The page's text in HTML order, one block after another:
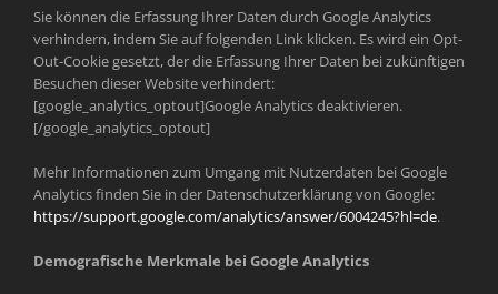
Sie können die Erfassung Ihrer Daten durch Google Analytics
verhindern, indem Sie auf folgenden Link klicken. Es wird ein Opt-
Out-Cookie gesetzt, der die Erfassung Ihrer Daten bei zukünftigen
Besuchen dieser Website verhindert:
[google_analytics_optout]Google Analytics deaktivieren.
[/google_analytics_optout]
Mehr Informationen zum Umgang mit Nutzerdaten bei Google
Analytics finden Sie in der Datenschutzerklärung von Google:
https://support.google.com/analytics/answer/6004245?hl=de.
Demografische Merkmale bei Google Analytics